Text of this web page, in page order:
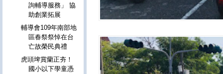
詢輔導服務」 協
助創業拓展
輔導會109年南部地
區春祭祭悼在台
亡故榮民典禮
虎頭埤賞蘭正夯！
國小以下學童憑